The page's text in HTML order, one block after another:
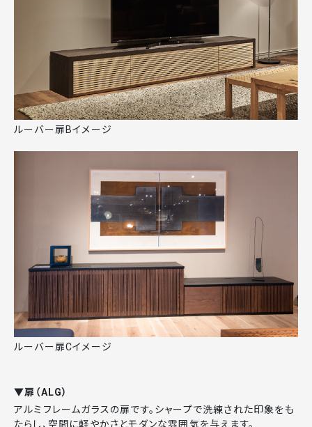
ルーバー扉Bイメージ
ルーバー扉Cイメージ
▼扉（ALG）
アルミフレームガラスの扉です。シャープで洗練された印象をも
たらし、空間に軽やかさとモダンな雰囲気を与えます。